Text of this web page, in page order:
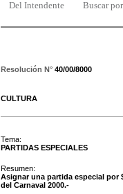
Del Intendente Buscar
Resolución N° 40/00/8000
CULTURA
Tema:
PARTIDAS ESPECIALES
Resumen:
Asignar una partida especial por
del Carnaval 2000.-